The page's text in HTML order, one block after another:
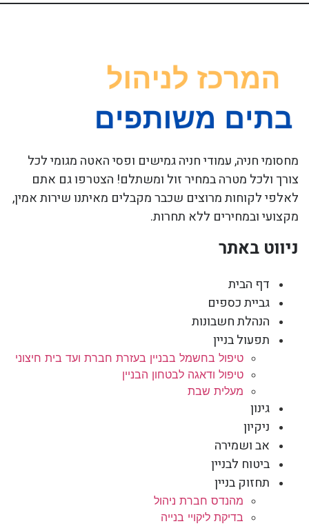
מחסומי חניה, עמודי חניה גמישים ופסי האטה מגומי לכל
צורך ולכל מטרה במחיר זול ומשתלם! הצטרפו גם אתם
לאלפי לקוחות מרוצים שכבר מקבלים מאיתנו שירות אמין,
מקצועי ובמחירים ללא תחרות.
ניווט באתר
דף הבית
גביית כספים
הנהלת חשבונות
תפעול בניין
טיפול בחשמל בבניין בעזרת חברת ועד בית חיצוני
טיפול ודאגה לבטחון הבניין
מעלית שבת
גינון
ניקיון
אב ושמירה
ביטוח לבניין
תחזוק בניין
מהנדס חברת ניהול
בדיקת ליקויי בנייה